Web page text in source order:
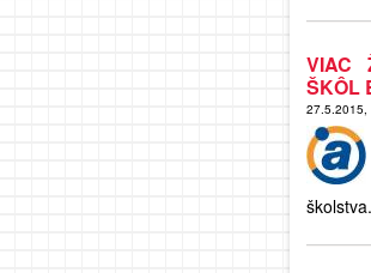
VIAC
ŠKÔL
27.5.2015,
školstva.